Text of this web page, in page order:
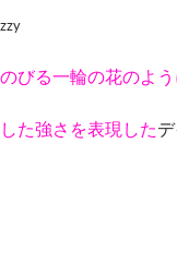
びる一輪の花のよう
た強さを表現した